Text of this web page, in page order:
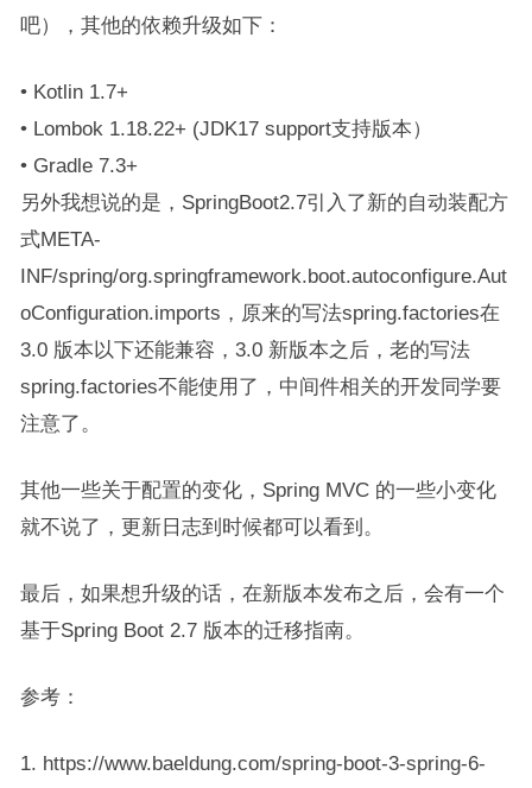
吧），其他的依赖升级如下：
• Kotlin 1.7+
• Lombok 1.18.22+ (JDK17 support支持版本）
• Gradle 7.3+
另外我想说的是，SpringBoot2.7引入了新的自动装配方
式​​META-
INF/spring/org.springframework.boot.autoconfigure.Aut
oConfiguration.imports​​​，原来的写法​​spring.factories​​​在
3.0 版本以下还能兼容，3.0 新版本之后，老的写法​​
spring.factories​​不能使用了，中间件相关的开发同学要
注意了。
其他一些关于配置的变化，Spring MVC 的一些小变化
就不说了，更新日志到时候都可以看到。
最后，如果想升级的话，在新版本发布之后，会有一个
基于Spring Boot 2.7 版本的迁移指南。
参考：
1. https://www.baeldung.com/spring-boot-3-spring-6-